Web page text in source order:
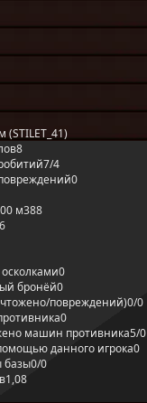
8
7/4
0
м388
6
0
бронёй0
повреждений)0/0
0
машин противника5/0
данного игрока0
базы0/0
1,08